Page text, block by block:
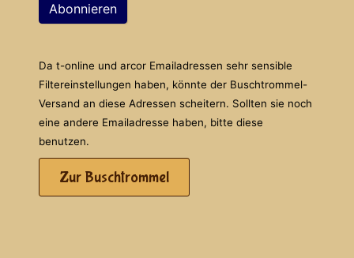
Abonnieren
Da t-online und arcor Emailadressen sehr sensible
Filtereinstellungen haben, könnte der Buschtrommel-
Versand an diese Adressen scheitern. Sollten sie noch
eine andere Emailadresse haben, bitte diese
benutzen.
Zur Buschtrommel